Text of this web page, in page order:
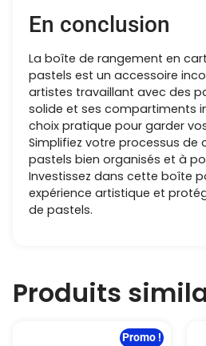
En conclusion
La boîte de rangement en
pastels est un accessoire
artistes travaillant avec des
solide et ses compartiments
choix pratique pour garder
Simplifiez votre processus de
pastels bien organisés et à
Investissez dans cette boîte
expérience artistique et
de pastels.
Produits
Promo !